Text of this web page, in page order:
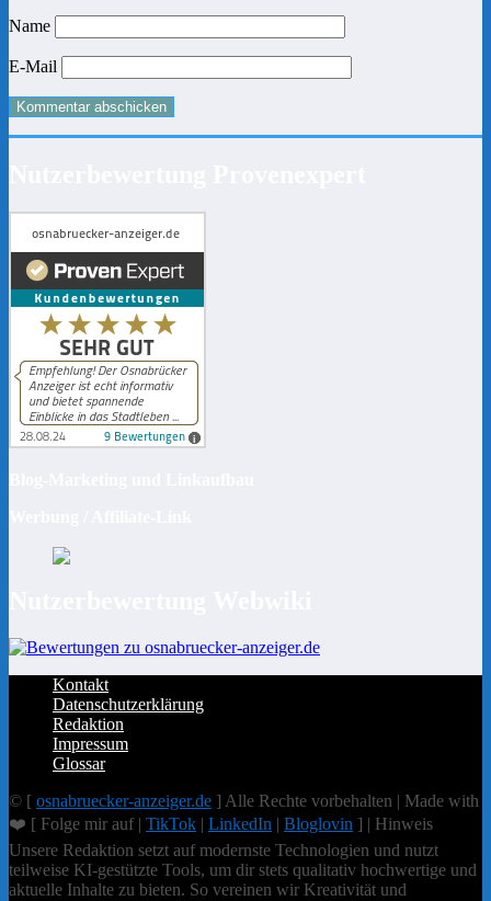
Name
E-Mail
Kontakt
Datenschutzerklärung
Redaktion
Impressum
Glossar
© [ osnabruecker-anzeiger.de ] Alle Rechte vorbehalten | Made with
❤️ [ Folge mir auf | TikTok | LinkedIn | Bloglovin ] | Hinweis
Unsere Redaktion setzt auf modernste Technologien und nutzt
teilweise KI-gestützte Tools, um dir stets qualitativ hochwertige und
aktuelle Inhalte zu bieten. So vereinen wir Kreativität und